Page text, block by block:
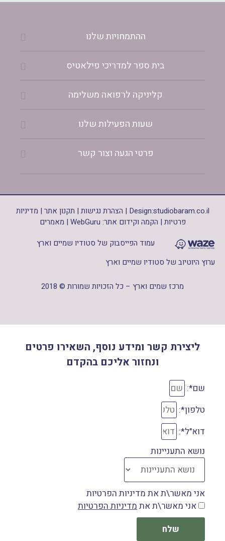
ההתמחויות שלנו
בית ספר למדריכי פילאטיס
קליניקה לרפואה משלימה
שעות הפעילות שלנו
פרטי הגעה וצור קשר
Design:studiobaram.co.il
| הצהרת נגישות | תקנון אתר | מדיניות
פרטיות | הקמה וקידום אתר: WebGuru | מאמרים
עמוד הפייסבוק של סטודיו שמיים וארץ
ערוץ היוטיוב של סטודיו שמיים וארץ
מרכז שמים וארץ – כל הזכויות שמורות © 2018
ליצירת קשר ומידע נוסף, השאירו פרטים
ונחזור אליכם בהקדם
שם*:
טלפון*:
דוא"ל*:
נושא התעניינות
אני מאשר\ת את מדיניות הפרטיות
אני מאשר\ת אתמדיניות הפרטיות
שלח